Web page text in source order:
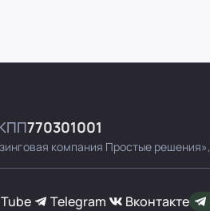
770301001
компания Простые решения»,
Telegram Вконтакте